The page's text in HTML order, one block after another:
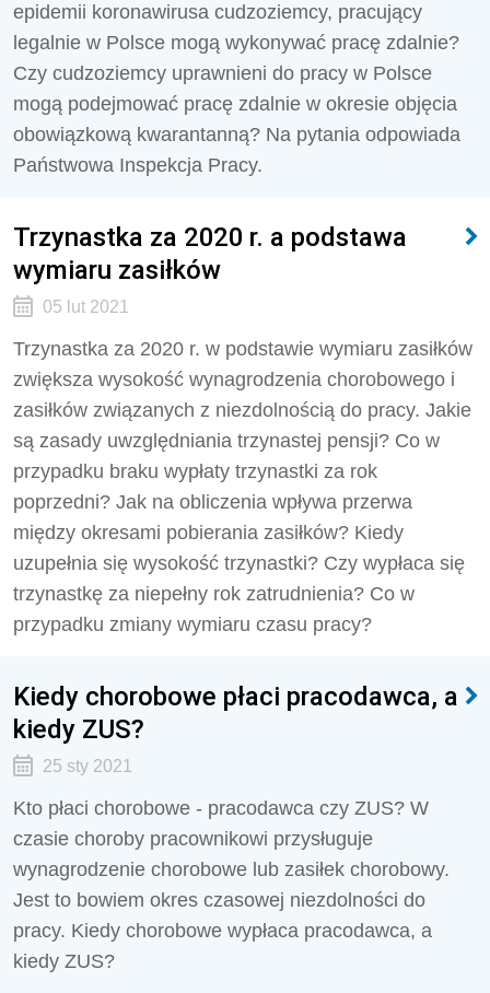
epidemii koronawirusa cudzoziemcy, pracujący
legalnie w Polsce mogą wykonywać pracę zdalnie?
Czy cudzoziemcy uprawnieni do pracy w Polsce
mogą podejmować pracę zdalnie w okresie objęcia
obowiązkową kwarantanną? Na pytania odpowiada
Państwowa Inspekcja Pracy.
Trzynastka za 2020 r. a podstawa
wymiaru zasiłków
05 lut 2021
Trzynastka za 2020 r. w podstawie wymiaru zasiłków
zwiększa wysokość wynagrodzenia chorobowego i
zasiłków związanych z niezdolnością do pracy. Jakie
są zasady uwzględniania trzynastej pensji? Co w
przypadku braku wypłaty trzynastki za rok
poprzedni? Jak na obliczenia wpływa przerwa
między okresami pobierania zasiłków? Kiedy
uzupełnia się wysokość trzynastki? Czy wypłaca się
trzynastkę za niepełny rok zatrudnienia? Co w
przypadku zmiany wymiaru czasu pracy?
Kiedy chorobowe płaci pracodawca, a
kiedy ZUS?
25 sty 2021
Kto płaci chorobowe - pracodawca czy ZUS? W
czasie choroby pracownikowi przysługuje
wynagrodzenie chorobowe lub zasiłek chorobowy.
Jest to bowiem okres czasowej niezdolności do
pracy. Kiedy chorobowe wypłaca pracodawca, a
kiedy ZUS?